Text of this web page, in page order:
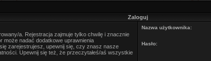
Zaloguj
a. Rejestracja zajmuje tylko chwilę i znacznie
może nadać dodatkowe uprawnienia
zarejestrujesz, upewnij się, czy znasz nasze
Upewnij się też, że przeczytałeś/aś wszystkie
Nazwa użytkownika:
Hasło: